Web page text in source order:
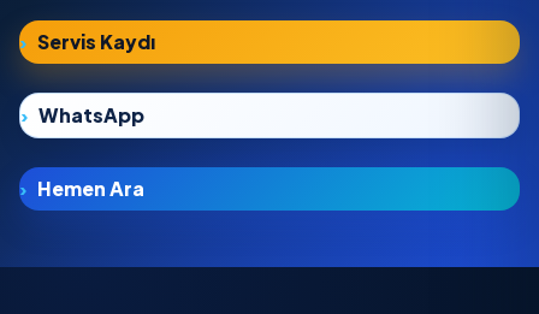
Servis Kaydı
WhatsApp
Hemen Ara